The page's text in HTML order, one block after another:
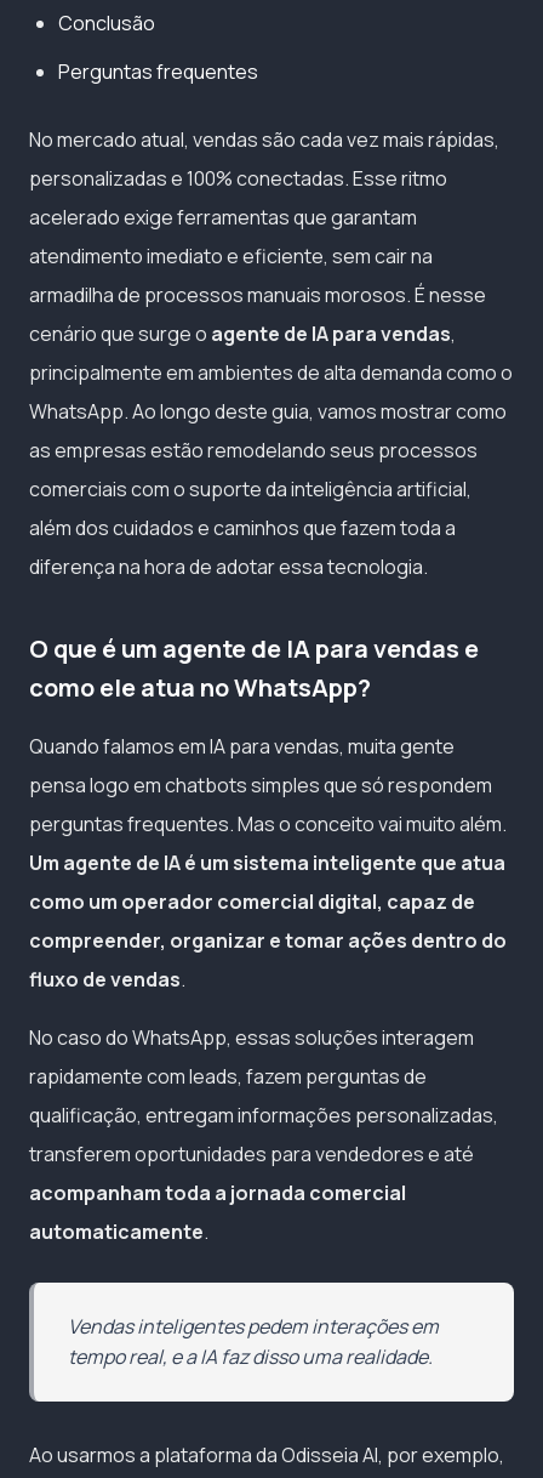
Conclusão
Perguntas frequentes
No mercado atual, vendas são cada vez mais rápidas,
personalizadas e 100% conectadas. Esse ritmo
acelerado exige ferramentas que garantam
atendimento imediato e eficiente, sem cair na
armadilha de processos manuais morosos. É nesse
cenário que surge o agente de IA para vendas,
principalmente em ambientes de alta demanda como o
WhatsApp. Ao longo deste guia, vamos mostrar como
as empresas estão remodelando seus processos
comerciais com o suporte da inteligência artificial,
além dos cuidados e caminhos que fazem toda a
diferença na hora de adotar essa tecnologia.
O que é um agente de IA para vendas e
como ele atua no WhatsApp?
Quando falamos em IA para vendas, muita gente
pensa logo em chatbots simples que só respondem
perguntas frequentes. Mas o conceito vai muito além.
Um agente de IA é um sistema inteligente que atua
como um operador comercial digital, capaz de
compreender, organizar e tomar ações dentro do
fluxo de vendas.
No caso do WhatsApp, essas soluções interagem
rapidamente com leads, fazem perguntas de
qualificação, entregam informações personalizadas,
transferem oportunidades para vendedores e até
acompanham toda a jornada comercial
automaticamente.
Vendas inteligentes pedem interações em
tempo real, e a IA faz disso uma realidade.
Ao usarmos a plataforma da Odisseia AI, por exemplo,